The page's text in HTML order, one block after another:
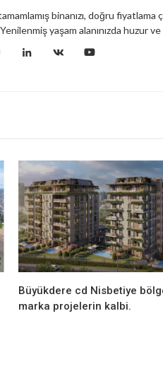
binanızı, doğru fiyatlama
yaşam alanınızda huzur
Büyükdere cd Nisbetiye
marka projelerin kalbi.